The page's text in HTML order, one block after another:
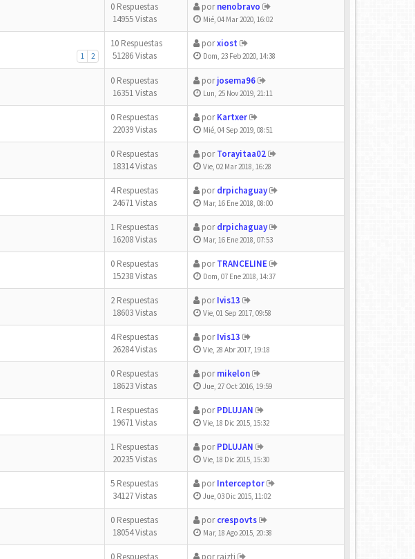
0 Respuestas
14955 Vistas
pornenobravo
Mié, 04 Mar 2020, 16:02
1 2
10 Respuestas
51286 Vistas
porxiost
Dom, 23 Feb 2020, 14:38
0 Respuestas
16351 Vistas
porjosema96
Lun, 25 Nov 2019, 21:11
0 Respuestas
22039 Vistas
porKartxer
Mié, 04 Sep 2019, 08:51
0 Respuestas
18314 Vistas
porTorayitaa02
Vie, 02 Mar 2018, 16:28
4 Respuestas
24671 Vistas
pordrpichaguay
Mar, 16 Ene 2018, 08:00
1 Respuestas
16208 Vistas
pordrpichaguay
Mar, 16 Ene 2018, 07:53
0 Respuestas
15238 Vistas
porTRANCELINE
Dom, 07 Ene 2018, 14:37
2 Respuestas
18603 Vistas
porIvis13
Vie, 01 Sep 2017, 09:58
4 Respuestas
26284 Vistas
porIvis13
Vie, 28 Abr 2017, 19:18
0 Respuestas
18623 Vistas
pormikelon
Jue, 27 Oct 2016, 19:59
1 Respuestas
19671 Vistas
porPDLUJAN
Vie, 18 Dic 2015, 15:32
1 Respuestas
20235 Vistas
porPDLUJAN
Vie, 18 Dic 2015, 15:30
5 Respuestas
34127 Vistas
porInterceptor
Jue, 03 Dic 2015, 11:02
0 Respuestas
18054 Vistas
porcrespovts
Mar, 18 Ago 2015, 20:38
0 Respuestas
porraizti